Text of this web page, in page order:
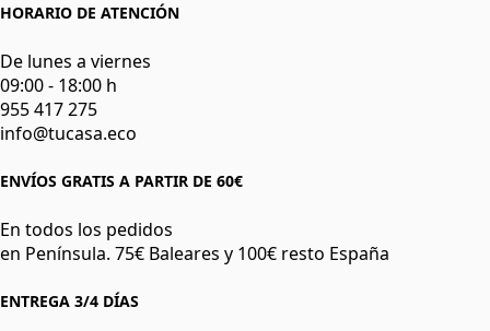
HORARIO DE ATENCIÓN
De lunes a viernes
09:00 - 18:00 h
955 417 275
info@tucasa.eco
ENVÍOS GRATIS A PARTIR DE 60€
En todos los pedidos
en Península. 75€ Baleares y 100€ resto España
ENTREGA 3/4 DÍAS